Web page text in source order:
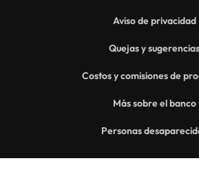
Aviso de privacidad
Quejas y sugerencias
Costos y comisiones de
Más sobre el banco
Personas